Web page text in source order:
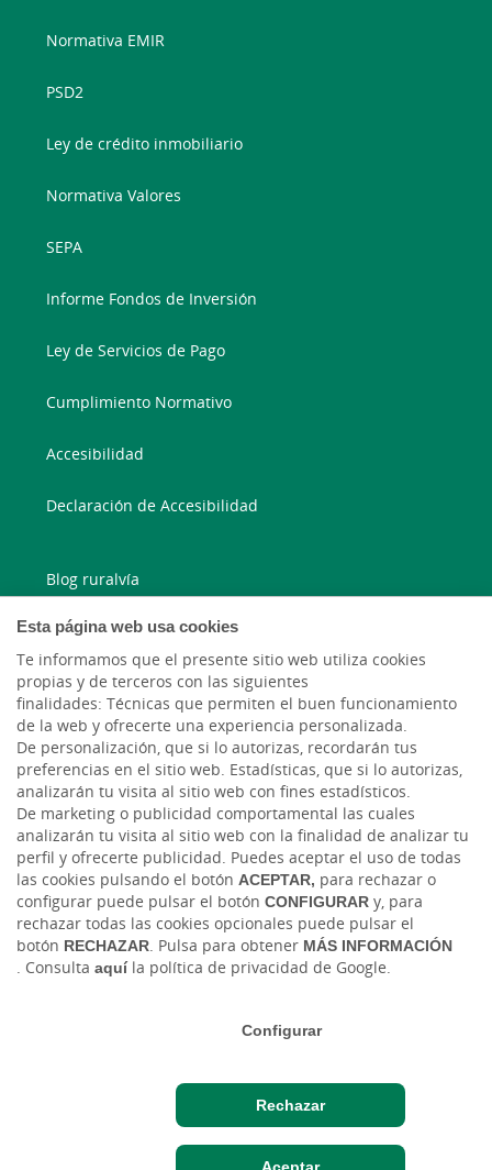
Esta página web usa cookies
Te informamos que el presente sitio web utiliza cookies
propias y de terceros con las siguientes
finalidades: Técnicas que permiten el buen funcionamiento
de la web y ofrecerte una experiencia personalizada.
De personalización, que si lo autorizas, recordarán tus
preferencias en el sitio web. Estadísticas, que si lo autorizas,
analizarán tu visita al sitio web con fines estadísticos.
De marketing o publicidad comportamental las cuales
analizarán tu visita al sitio web con la finalidad de analizar tu
perfil y ofrecerte publicidad. Puedes aceptar el uso de todas
las cookies pulsando el botón ACEPTAR, para rechazar o
configurar puede pulsar el botón CONFIGURAR y, para
rechazar todas las cookies opcionales puede pulsar el
botón RECHAZAR. Pulsa para obtener MÁS INFORMACIÓN
. Consulta aquíla política de privacidad de Google.
Configurar
Rechazar
Acceso cliente
Normativa EMIR
PSD2
Ley de crédito inmobiliario
Normativa Valores
SEPA
Informe Fondos de Inversión
Ley de Servicios de Pago
Cumplimiento Normativo
Accesibilidad
Declaración de Accesibilidad
Blog ruralvía
Blog Joven In
Facebook
Twitter
Tablón de anuncios Tipos de cambio Aviso legal
Política de cookies
Protección de datos
Ciberseguridad